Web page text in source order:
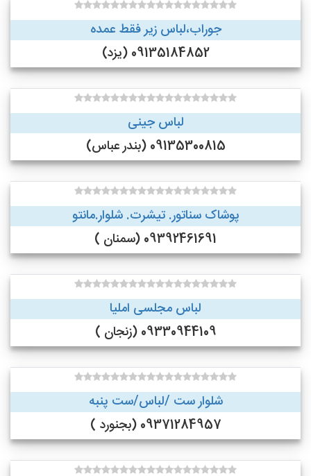
جوراب،لباس زیر فقط عمده
09135184852 (یزد)
لباس جینی
09135300815 (بندر عباس)
پوشاک سناتور. تیشرت. شلوار.مانتو
09392461691 (سمنان )
لباس مجلسی املیا
09330944109 (زنجان )
شلوار ست /لباس/ست پنبه
09371284957 (بجنورد )